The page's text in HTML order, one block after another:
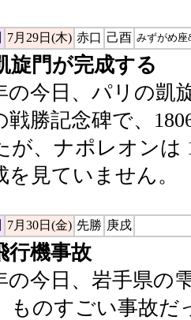
7月29日(木) 赤口 己酉 みずがめ座
旋門が完成する
の今日、パリの凱
戦勝記念碑で、
が、ナポレオンは
を見ていません。
7月30日(金) 先勝 庚戌
行機事故
今日、岩手県の
ものすごい事故だ